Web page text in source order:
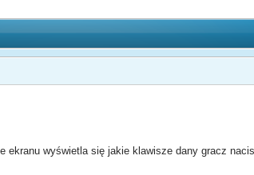
wyświetla się jakie klawisze dany gracz